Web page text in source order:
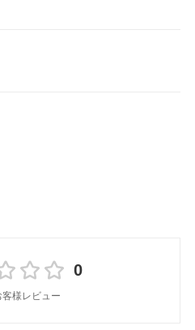
0
様レビュー